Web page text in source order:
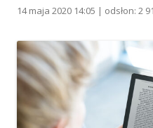
14 maja 2020 14:05 | odsłon: 2